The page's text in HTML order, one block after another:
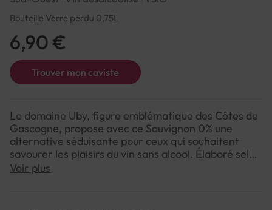
Bouteille Verre perdu 0,75L
Trouver mon caviste
6,90 €
Le domaine Uby, figure emblématique des Côtes de
Gascogne, propose avec ce Sauvignon 0% une
alternative séduisante pour ceux qui souhaitent
savourer les plaisirs du vin sans alcool. Élaboré selon
un procédé délicat de désalcoholisation qui
Voir plus